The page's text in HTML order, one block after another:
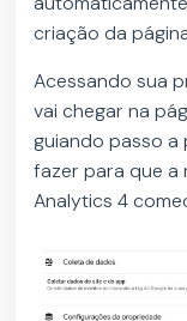
criação da
Acessando sua
vai chegar na
guiando passo
fazer para que a
Analytics 4